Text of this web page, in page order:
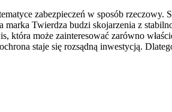
zabezpieczeń w sposób
marka Twierdza budzi skojarzenia z
która może zainteresować zarówno
staje się rozsądną inwestycją.